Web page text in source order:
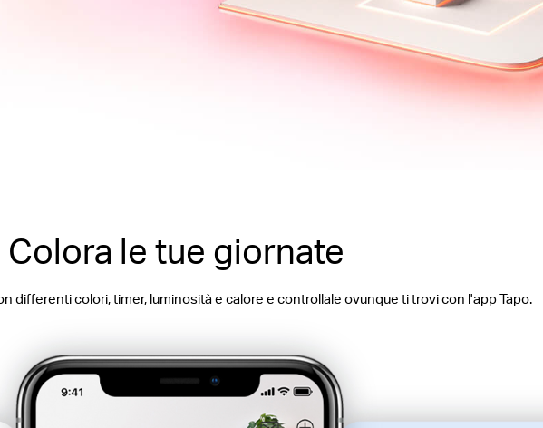
Colora le tue giornate
differenti colori, timer, luminosità e calore e controllale ovunque ti trovi con l'app Tapo.